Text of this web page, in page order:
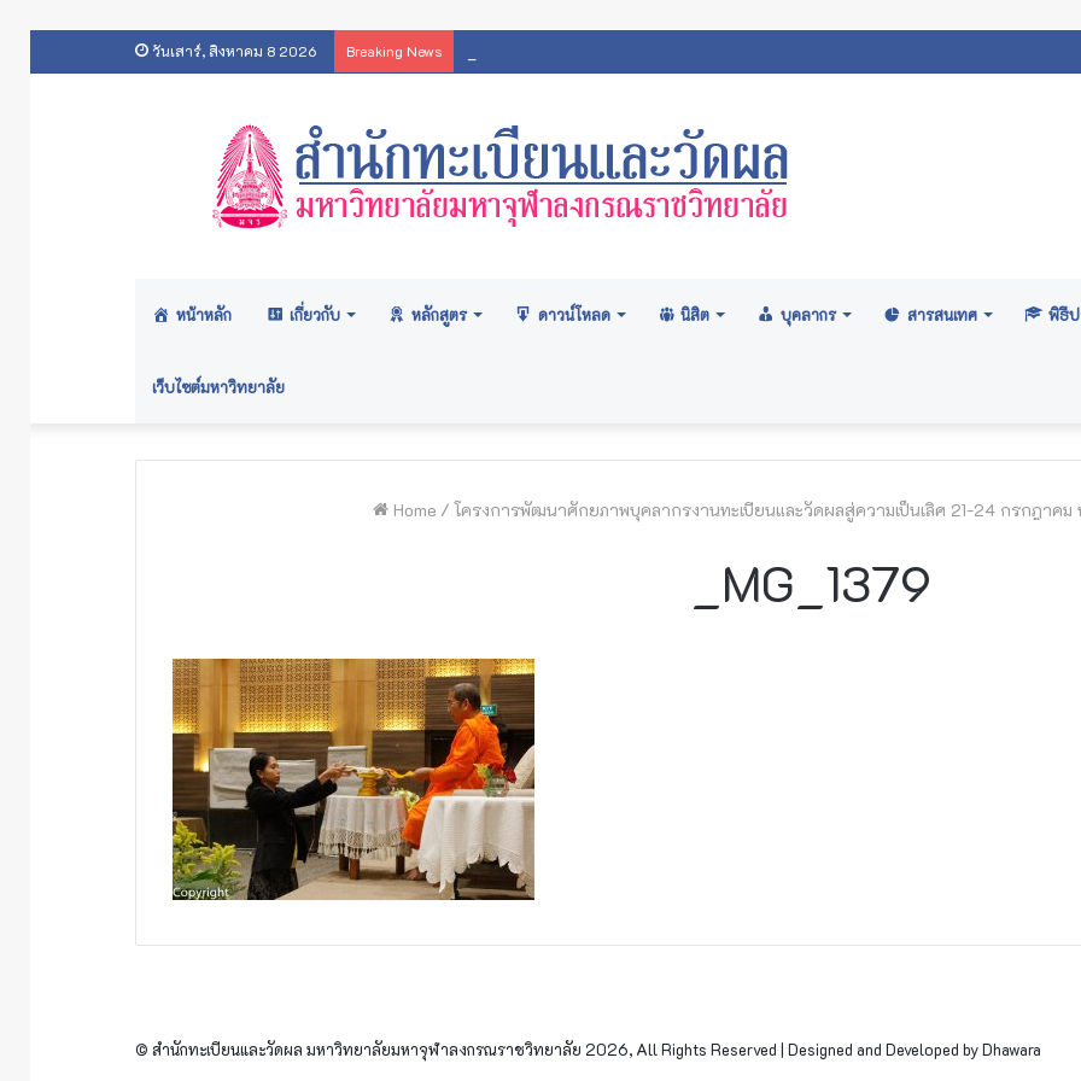
วันเสาร์, สิงหาคม 8 2026 Breaking News
หน้าหลัก เกี่ยวกับ หลักสูตร ดาวน์โหลด นิสิต บุคลากร สารสนเทศ พิธี
เว็บไซต์มหาวิทยาลัย
Home / โครงการพัฒนาศักยภาพบุคลากรงานทะเบียนและวัดผลสู่ความเป็นเลิศ 21-24 กรกฎาคม
_MG_1379
© สำนักทะเบียนและวัดผล มหาวิทยาลัยมหาจุฬาลงกรณราชวิทยาลัย 2026, All Rights Reserved | Designed and Developed by Dhawara